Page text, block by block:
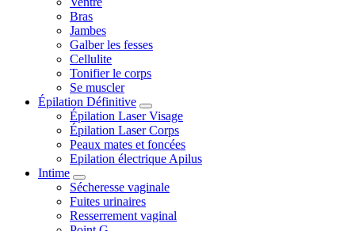
Bras
Jambes
Galber les fesses
Cellulite
Tonifier le corps
Se muscler
Épilation Définitive
Épilation Laser Visage
Épilation Laser Corps
Peaux mates et foncées
Epilation électrique Apilus
Intime
Sécheresse vaginale
Fuites urinaires
Resserrement vaginal